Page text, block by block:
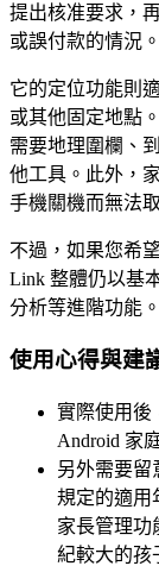
提出核准要求，
或誤付款的情況。
它的定位功能則
或其他固定地點
需要地理圍欄、
他工具。此外，
手機關機而無法
不過，如果您希
Link 整體仍以基
分析等進階功能。
使用心得與建
實際使用後
Android 家
另外需要留
規定的適用
家長管理功
紀較大的孩